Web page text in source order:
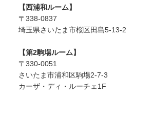
【西浦和ルーム】
〒338-0837
埼玉県さいたま市桜区田島5-13-2
【第2駒場ルーム】
〒330-0051
さいたま市浦和区駒場2-7-3
カーザ・ディ・ルーチェ1F